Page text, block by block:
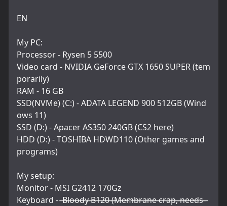
EN
My PC:
Processor - Rysen 5 5500
Video card - NVIDIA GeForce GTX 1650 SUPER (tem
porarily)
RAM - 16 GB
SSD(NVMe) (C:) - ADATA LEGEND 900 512GB (Wind
ows 11)
SSD (D:) - Apacer AS350 240GB (CS2 here)
HDD (D:) - TOSHIBA HDWD110 (Other games and
programs)
My setup:
Monitor - MSI G2412 170Gz
Keyboard -  ̶B̶l̶o̶o̶d̶y̶ ̶B̶1̶2̶0̶ ̶(̶M̶e̶m̶b̶r̶a̶n̶e̶ ̶c̶r̶a̶p̶,̶ ̶n̶e̶e̶d̶s̶